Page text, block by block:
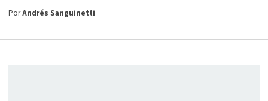
PorAndrés Sanguinetti